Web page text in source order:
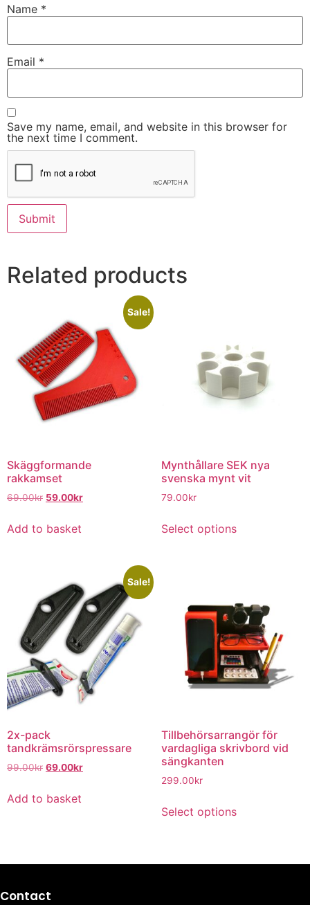
Name *
Email *
Save my name, email, and website in this browser for
the next time I comment.
Related products
Sale!
Skäggformande
rakkamset
69.00kr 59.00kr
Add to basket
Mynthållare SEK nya
svenska mynt vit
79.00kr
Select options
Sale!
2x-pack
tandkrämsrörspressare
99.00kr 69.00kr
Add to basket
Tillbehörsarrangör för
vardagliga skrivbord vid
sängkanten
299.00kr
Select options
Contact